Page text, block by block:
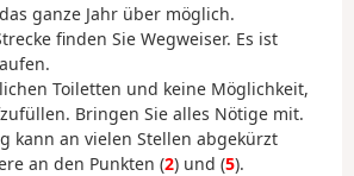
ganze Jahr über möglich.
finden Sie Wegweiser. Es ist
Toiletten und keine Möglichkeit,
Bringen Sie alles Nötige mit.
kann an vielen Stellen abgekürzt
an den Punkten (2) und (5).